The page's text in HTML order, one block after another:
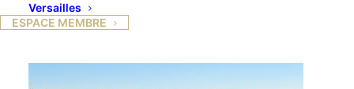
Versailles
ESPACE MEMBRE
Notre second voyage, toujours guidée par Marina,